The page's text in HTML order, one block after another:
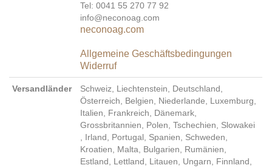
Tel: 0041 55 270 77 92
info@neconoag.com
neconoag.com
Allgemeine Geschäftsbedingungen
Widerruf
Versandländer
Schweiz, Liechtenstein, Deutschland,
Österreich, Belgien, Niederlande, Luxemburg,
Italien, Frankreich, Dänemark,
Grossbritannien, Polen, Tschechien, Slowakei
, Irland, Portugal, Spanien, Schweden,
Kroatien, Malta, Bulgarien, Rumänien,
Estland, Lettland, Litauen, Ungarn, Finnland,